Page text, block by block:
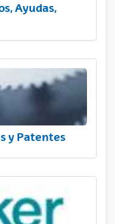
Ayudas,
y Patentes